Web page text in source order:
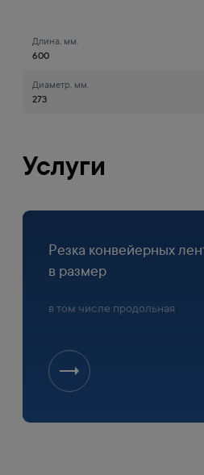
Длина, мм.
600
Диаметр, мм.
273
Услуги
Резка конвейерных
в размер
в том числе продольная